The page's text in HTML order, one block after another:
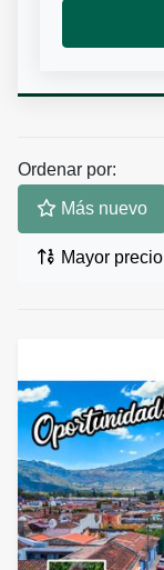
Ordenar por:
Más nuevo
Mayor precio